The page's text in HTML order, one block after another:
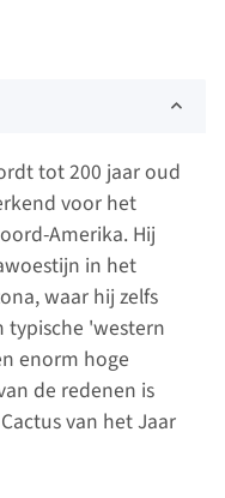
tot 200 jaar oud
voor het
Amerika. Hij
in het
waar hij zelfs
typische 'western
enorm hoge
de redenen is
van het Jaar